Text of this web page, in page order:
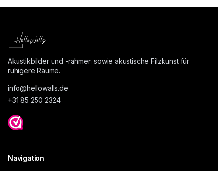
Akustikbilder und -rahmen sowie akustische Filzkunst für
ruhigere Räume.
info@hellowalls.de
+31 85 250 2324
Navigation